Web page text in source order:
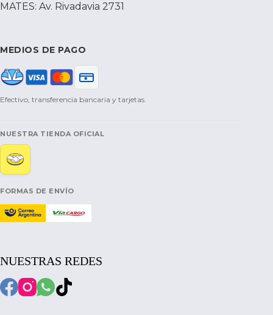
MATES: Av. Rivadavia 2731
MEDIOS DE PAGO
Efectivo, transferencia bancaria y tarjetas.
NUESTRA TIENDA OFICIAL
FORMAS DE ENVÍO
NUESTRAS REDES